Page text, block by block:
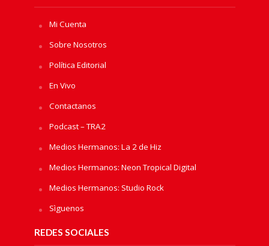
Mi Cuenta
Sobre Nosotros
Política Editorial
En Vivo
Contactanos
Podcast – TRA2
Medios Hermanos: La 2 de Hiz
Medios Hermanos: Neon Tropical Digital
Medios Hermanos: Studio Rock
Sìguenos
REDES SOCIALES